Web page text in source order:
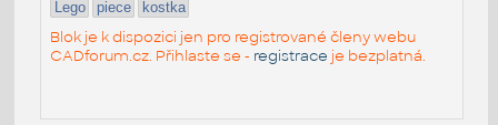
Lego piece kostka
Blok je k dispozici jen pro registrované členy webu
CADforum.cz. Přihlaste se - registrace je bezplatná.